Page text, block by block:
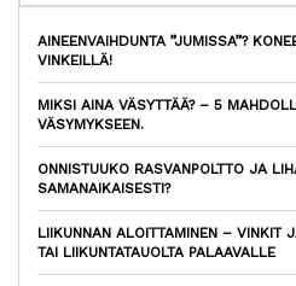
AINEENVAIHDUNTA ”JUMISSA”?
VINKEILLÄ!
MIKSI AINA VÄSYTTÄÄ? – 5
VÄSYMYKSEEN.
ONNISTUUKO RASVANPOLTTO JA
SAMANAIKAISESTI?
LIIKUNNAN ALOITTAMINEN – VINKIT
TAI LIIKUNTATAUOLTA PALAAVALLE